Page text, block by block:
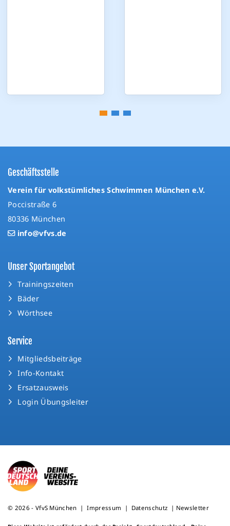
Geschäftsstelle
Verein für volkstümliches Schwimmen München e.V.
Poccistraße 6
80336 München
info@vfvs.de
Unser Sportangebot
Trainingszeiten
Bäder
Wörthsee
Service
Mitgliedsbeiträge
Info-Kontakt
Ersatzausweis
Login Übungsleiter
© 2026 - VfvS München |Impressum | Datenschutz | Newsletter